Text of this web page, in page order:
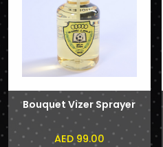
Bouquet Vizer Sprayer
AED 99.00